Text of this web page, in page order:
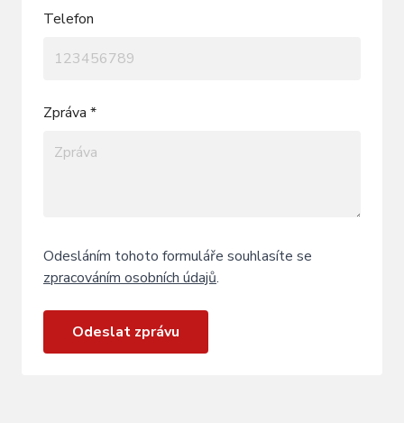
Telefon
Zpráva *
Odesláním tohoto formuláře souhlasíte se
zpracováním osobních údajů.
Odeslat zprávu